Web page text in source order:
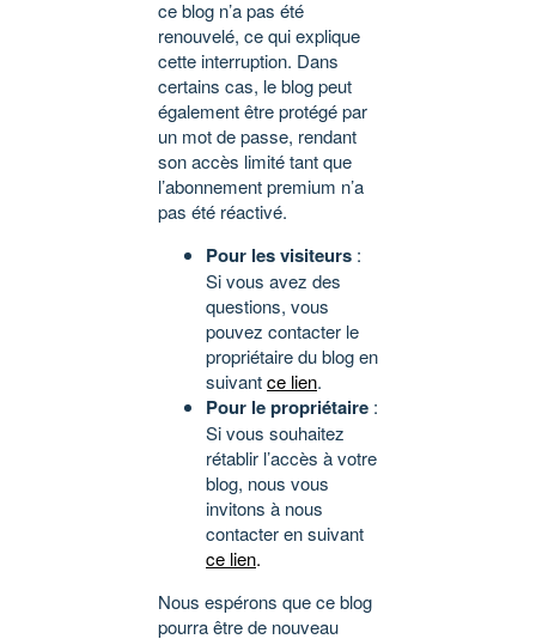
ce blog n’a pas été
renouvelé, ce qui explique
cette interruption. Dans
certains cas, le blog peut
également être protégé par
un mot de passe, rendant
son accès limité tant que
l’abonnement premium n’a
pas été réactivé.
Pour les visiteurs :
Si vous avez des
questions, vous
pouvez contacter le
propriétaire du blog en
suivantce lien.
Pour le propriétaire :
Si vous souhaitez
rétablir l’accès à votre
blog, nous vous
invitons à nous
contacter en suivant
ce lien.
Nous espérons que ce blog
pourra être de nouveau